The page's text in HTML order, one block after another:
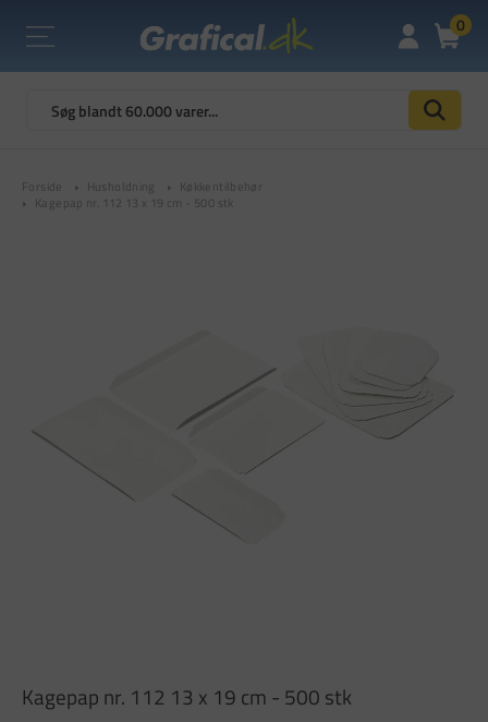
0
Forside Husholdning
Køkkentilbehør
Kagepap nr. 112 13 x 19 cm - 500 stk
Kagepap nr. 112 13 x 19 cm - 500 stk